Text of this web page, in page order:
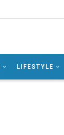
LIFESTYLE